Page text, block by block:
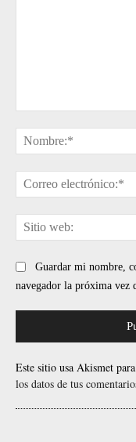
Guardar mi nombre,
navegador la próxima vez
Este sitio usa Akismet
los datos de tus